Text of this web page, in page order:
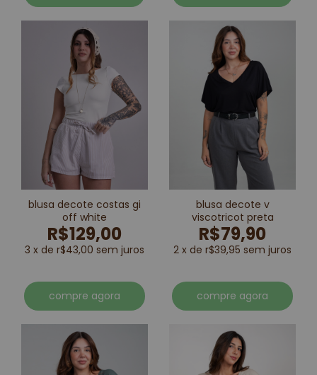
blusa decote costas gi
off white
R$129,00
3 x de r$43,00 sem juros
compre agora
blusa decote v
viscotricot preta
R$79,90
2 x de r$39,95 sem juros
compre agora